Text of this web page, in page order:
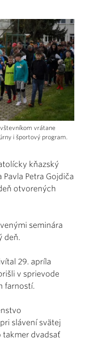
vrátane
i športový program.
kňazský
Petra Gojdiča
otvorených
seminára
deň.
29. apríla
v sprievode
farností.
slávení svätej
takmer dvadsať